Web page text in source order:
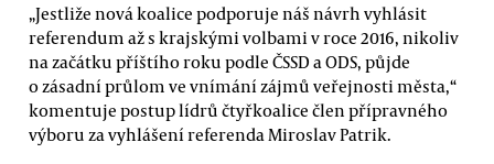
„Jestliže nová koalice podporuje náš návrh vyhlásit
referendum až s krajskými volbami v roce 2016, nikoliv
na začátku příštího roku podle ČSSD a ODS, půjde
o zásadní průlom ve vnímání zájmů veřejnosti města,“
komentuje postup lídrů čtyřkoalice člen přípravného
výboru za vyhlášení referenda Miroslav Patrik.